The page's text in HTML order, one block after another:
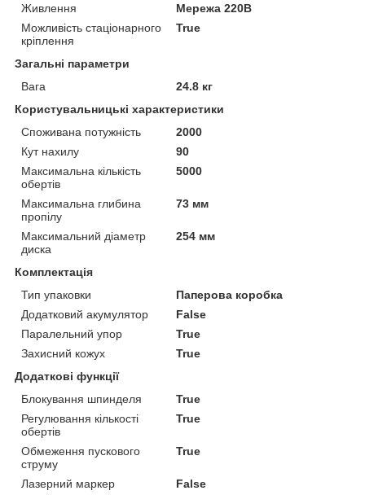
Живлення
Мережа 220В
Можливість стаціонарного
кріплення
True
Загальні параметри
Вага
24.8 кг
Користувальницькі характеристики
Споживана потужність
2000
Кут нахилу
90
Максимальна кількість
обертів
5000
Максимальна глибина
пропілу
73 мм
Максимальний діаметр
диска
254 мм
Комплектація
Тип упаковки
Паперова коробка
Додатковий акумулятор
False
Паралельний упор
True
Захисний кожух
True
Додаткові функції
Блокування шпинделя
True
Регулювання кількості
обертів
True
Обмеження пускового
струму
True
Лазерний маркер
False